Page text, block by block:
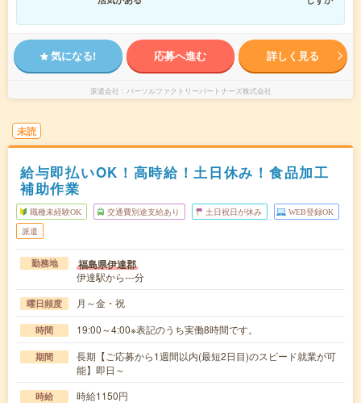
気になる! 応募へ進む 詳しく見る
派遣会社 パーソルファクトリーパートナーズ株式会社
未読
給与即払いOK！高時給！土日休み！食品加工
補助作業
職種未経験OK 交通費別途支給あり 土日祝日が休み WEB登録OK
派遣
勤務地 福島県伊達郡
伊達駅から---分
曜日頻度 月～金・祝
時間 19:00～4:00※表記のうち実働8時間です。
期間
長期【ご応募から1週間以内(最短2日目)のスピード就業が可
能】即日～
時給 時給1150円